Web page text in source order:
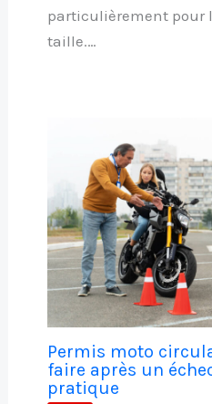
particulièrement pour
taille.…
Permis moto
faire après un
pratique